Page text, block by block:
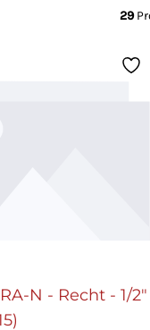
29
N - Recht - 1/2"